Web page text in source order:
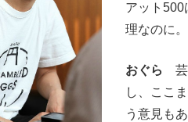
アット500
理なのに。
おぐら
芸
し、ここ
う意見も